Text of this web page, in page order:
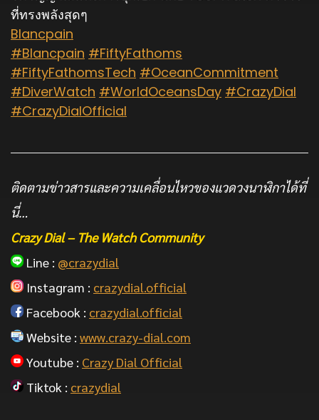
ที่ทรงพลังสุดๆ
Blancpain
#Blancpain #FiftyFathoms
#FiftyFathomsTech #OceanCommitment
#DiverWatch #WorldOceansDay #CrazyDial
#CrazyDialOfficial
ติดตามข่าวสารและความเคลื่อนไหวของแวดวงนาฬิกาได้ที่
นี่…
Crazy Dial – The Watch Community
Line : @crazydial
Instagram : crazydial.official
Facebook : crazydial.official
Website : www.crazy-dial.com
Youtube : Crazy Dial Official
Tiktok : crazydial